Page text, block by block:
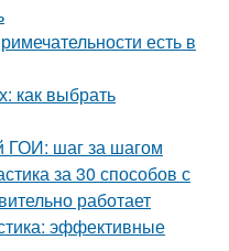
есть в
как выбрать
ГОИ: шаг за шагом
за 30 способов с
работает
эффективные